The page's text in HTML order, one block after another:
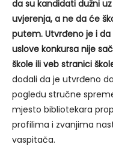
da su kandidati dužni
uvjerenja, a ne da će
putem. Utvrđeno je i
uslove konkursa nije
škole ili veb stranici
dodali da je utvrđeno
pogledu stručne
mjesto bibliotekara
profilima i zvanjima
vaspitača.